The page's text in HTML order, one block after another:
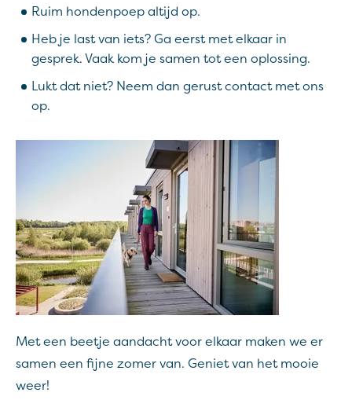
Ruim hondenpoep altijd op.
Heb je last van iets? Ga eerst met elkaar in
gesprek. Vaak kom je samen tot een oplossing.
Lukt dat niet? Neem dan gerust contact met ons
op.
Met een beetje aandacht voor elkaar maken we er
samen een fijne zomer van. Geniet van het mooie
weer!